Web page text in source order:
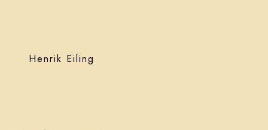
Henrik Eiling